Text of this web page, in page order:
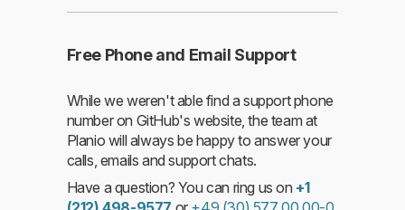
Free Phone and Email Support
While we weren't able find a support phone
number on GitHub's website, the team at
Planio will always be happy to answer your
calls, emails and support chats.
Have a question? You can ring us on +1